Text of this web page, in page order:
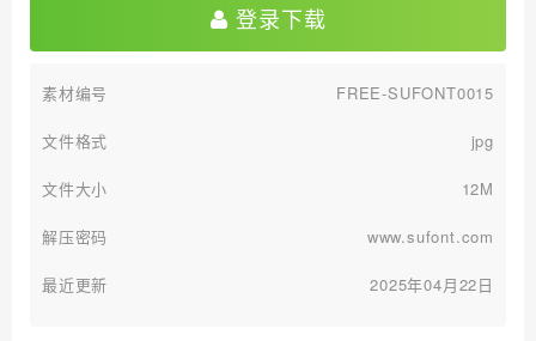
登录下载
素材编号 FREE-SUFONT0015
文件格式 jpg
文件大小 12M
解压密码 www.sufont.com
最近更新 2025年04月22日